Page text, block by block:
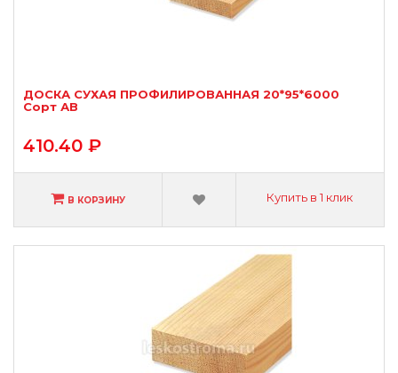
ДОСКА СУХАЯ ПРОФИЛИРОВАННАЯ 20*95*6000
Сорт АВ
410.40 ₽
В КОРЗИНУ Купить в 1 клик